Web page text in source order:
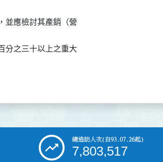
並應檢討其產銷（營
分之三十以上之重大
總造訪人次(自93.07.26起)
7,803,517